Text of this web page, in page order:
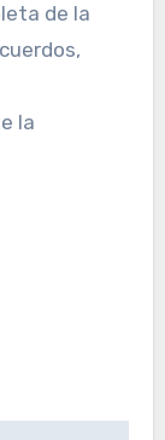
de la
la